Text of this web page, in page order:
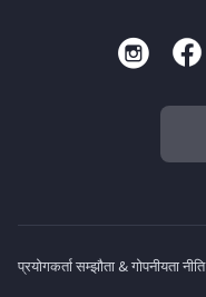
प्रयोगकर्ता सम्झौता & गोपनीयता नीति